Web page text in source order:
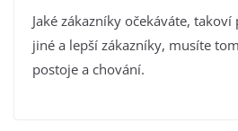
Jaké zákazníky očekáváte,
jiné a lepší zákazníky, musíte
postoje a chování.